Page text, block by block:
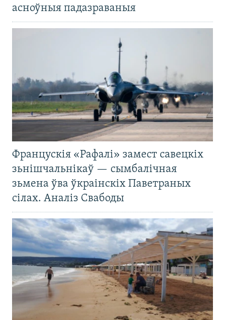
асноўныя падазраваныя
Францускія «Рафалі» замест савецкіх
зьнішчальнікаў — сымбалічная
зьмена ўва ўкраінскіх Паветраных
сілах. Аналіз Свабоды